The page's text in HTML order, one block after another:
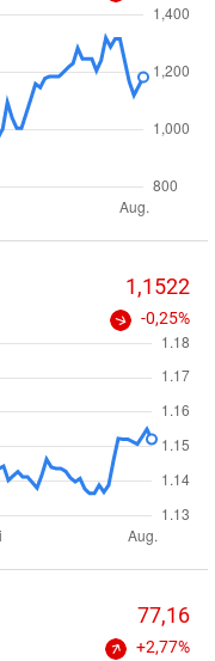
1,1522
-0,25%
77,16
+2,77%